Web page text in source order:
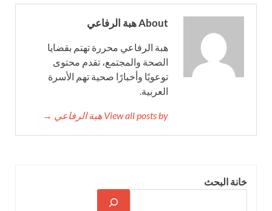
About هبة الرفاعي
هبة الرفاعي محررة تهتم بقضايا
الصحة والمجتمع، تقدم محتوى
توعويًا وأخبارًا صحية تهم الأسرة
العربية.
View all posts by هبة الرفاعي →
خانة البحث